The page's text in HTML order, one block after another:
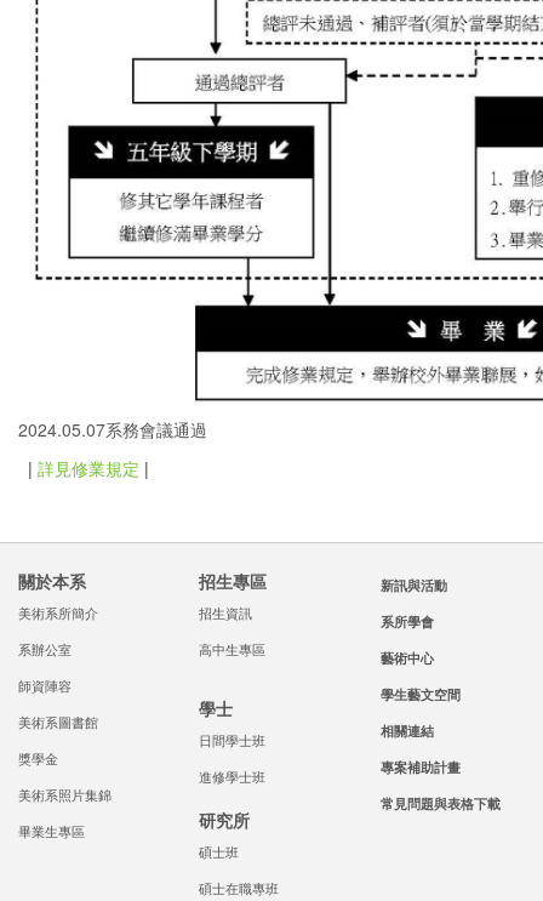
2024.05.07系務會議通過
| 詳見修業規定 |
關於本系
美術系所簡介
系辦公室
師資陣容
美術系圖書館
獎學金
美術系照片集錦
畢業生專區
招生專區
招生資訊
高中生專區
學士
日間學士班
進修學士班
研究所
碩士班
碩士在職專班
新訊與活動
系所學會
藝術中心
學生藝文空間
相關連結
專案補助計畫
常見問題與表格下載